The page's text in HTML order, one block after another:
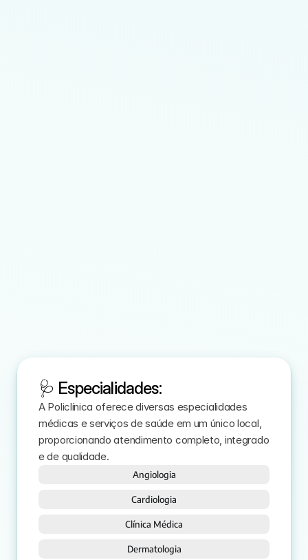
🩺 Especialidades:
A Policlínica oferece diversas especialidades
médicas e serviços de saúde em um único local,
proporcionando atendimento completo, integrado
e de qualidade.
Angiologia
Cardiologia
Clínica Médica
Dermatologia